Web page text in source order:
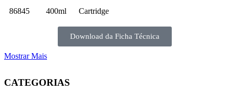
86845 400ml Cartridge
Download da Ficha Técnica
Mostrar Mais
CATEGORIAS